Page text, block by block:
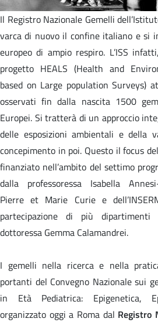
Il Registro Nazionale Gemelli
varca di nuovo il confine italiano e si
europeo di ampio respiro. L’ISS
progetto HEALS (Health and
based on Large population Surveys)
osservati fin dalla nascita 1500
Europei. Si tratterà di un approccio
delle esposizioni ambientali e della
concepimento in poi. Questo il focus
finanziato nell’ambito del settimo
dalla professoressa Isabella
Pierre et Marie Curie e
partecipazione di più dipartimenti
dottoressa Gemma Calamandrei.
I gemelli nella ricerca e nella
portanti del Convegno Nazionale sui
in Età Pediatrica: Epigenetica,
organizzato oggi a Roma dal Registro